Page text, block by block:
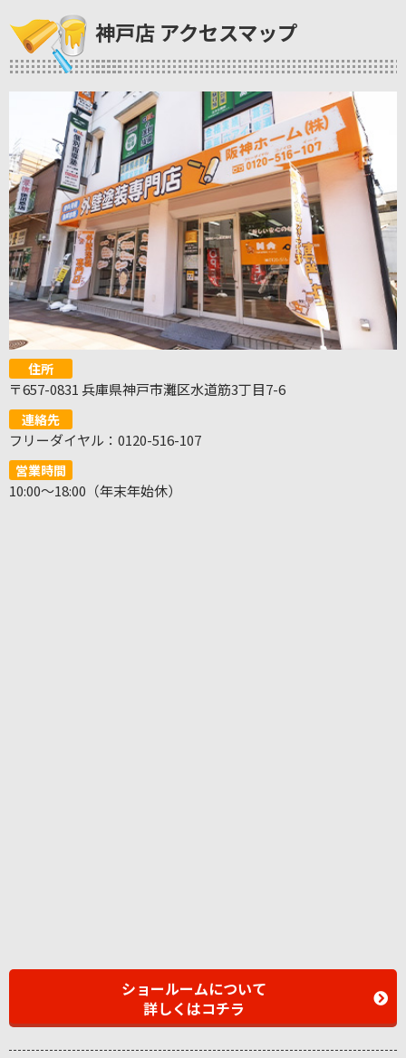
神戸店 アクセスマップ
住所
〒657-0831 兵庫県神戸市灘区水道筋3丁目7-6
連絡先
フリーダイヤル：0120-516-107
営業時間
10:00～18:00（年末年始休）
ショールームについて
詳しくはコチラ